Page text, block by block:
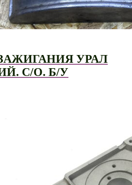
УРАЛ
С/О. Б/У